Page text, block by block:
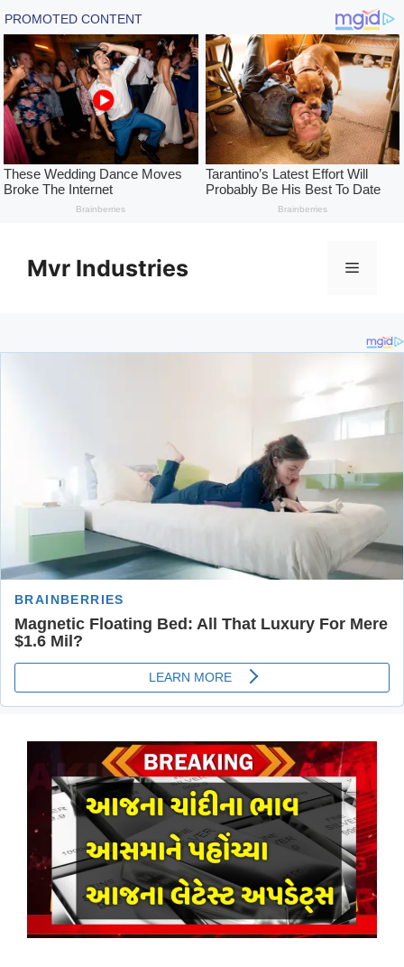
contentMvr Industries Menu